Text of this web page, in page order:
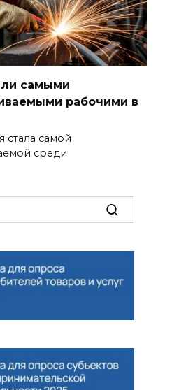
самыми
рабочими в
стала самой
среди